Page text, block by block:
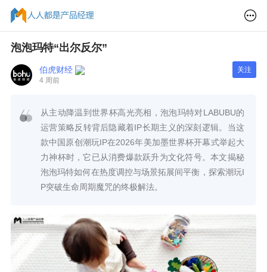
泡泡玛特“出尔反尔”
伯虎财经
4 周前
关注
从主动降温到世界杯高光亮相，泡泡玛特对LABUBU的
运营策略反转背后隐藏着IP长期主义的深刻逻辑。当这
款中国原创潮玩IP在2026年美加墨世界杯开幕式举起大
力神杯时，它已从消费爆款跃升为文化符号。本文揭秘
泡泡玛特如何在热度调控与场景拓展间平衡，探索潮玩I
P突破生命周期魔咒的终极解法。